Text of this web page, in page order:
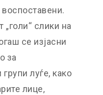
слики на
се изјасни
за
луѓе, како
лице,